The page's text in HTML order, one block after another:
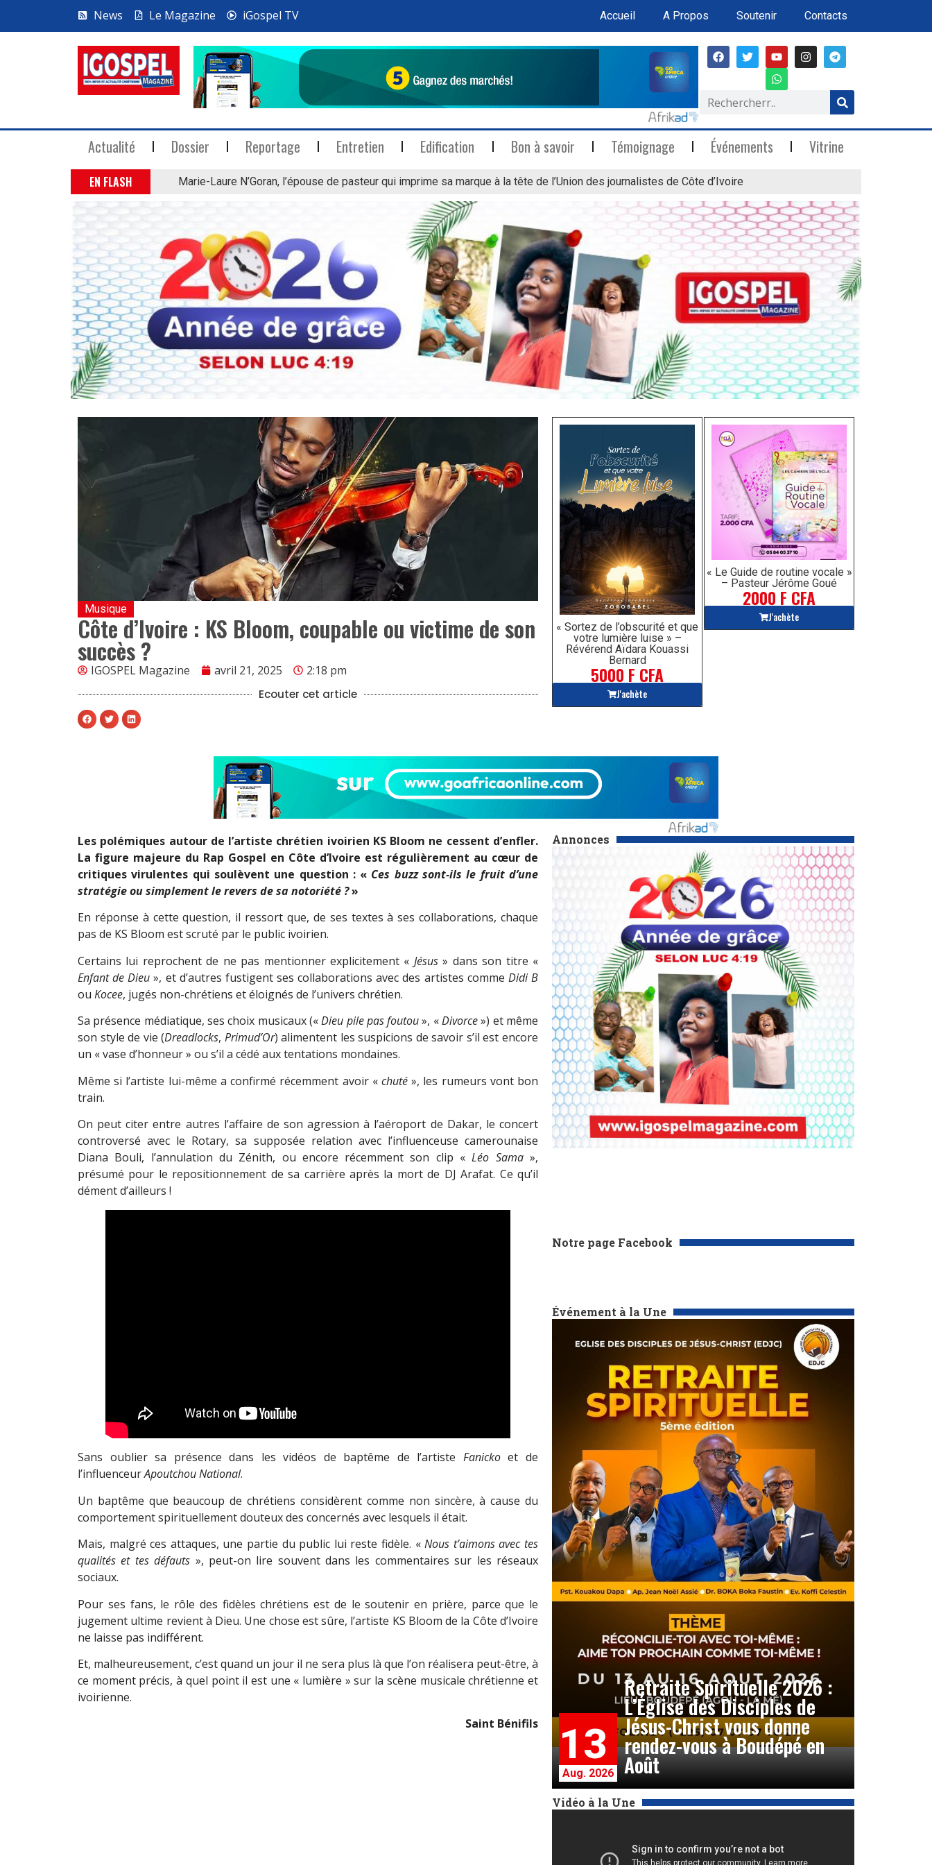
News Le Magazine iGospel TV Accueil A Propos Soutenir Contacts
Actualité Dossier Reportage Entretien Edification Bon à savoir Témoignage Événements Vitrine
EN FLASH Marie-Laure N’Goran, l’épouse de pasteur qui imprime sa marque à la tête de l’Union des journalistes de Côte d’Ivoire
« Sortez de l’obscurité et que
votre lumière luise » –
Révérend Aïdara Kouassi
Bernard
5000 F CFA
J'achète
« Le Guide de routine vocale »
– Pasteur Jérôme Goué
2000 F CFA
J'achète
Musique
Côte d’Ivoire : KS Bloom, coupable ou victime de son
succès ?
IGOSPEL Magazine avril 21, 2025 2:18 pm
Ecouter cet article
Annonces
Notre page Facebook
Événement à la Une
13
Aug. 2026
Retraite Spirituelle 2026 :
L’Église des Disciples de
Jésus-Christ vous donne
rendez-vous à Boudépé en
Août
Vidéo à la Une
Les polémiques autour de l’artiste chrétien ivoirien KS Bloom ne cessent d’enfler.
La figure majeure du Rap Gospel en Côte d’Ivoire est régulièrement au cœur de
critiques virulentes qui soulèvent une question : « Ces buzz sont-ils le fruit d’une
stratégie ou simplement le revers de sa notoriété ?»
En réponse à cette question, il ressort que, de ses textes à ses collaborations, chaque
pas de KS Bloom est scruté par le public ivoirien.
Certains lui reprochent de ne pas mentionner explicitement « Jésus» dans son titre «
Enfant de Dieu», et d’autres fustigent ses collaborations avec des artistes comme Didi B
ou Kocee, jugés non-chrétiens et éloignés de l’univers chrétien.
Sa présence médiatique, ses choix musicaux («Dieu pile pas foutou», «Divorce») et même
son style de vie (Dreadlocks, Primud’Or) alimentent les suspicions de savoir s’il est encore
un « vase d’honneur » ou s’il a cédé aux tentations mondaines.
Même si l’artiste lui-même a confirmé récemment avoir « chuté», les rumeurs vont bon
train.
On peut citer entre autres l’affaire de son agression à l’aéroport de Dakar, le concert
controversé avec le Rotary, sa supposée relation avec l’influenceuse camerounaise
Diana Bouli, l’annulation du Zénith, ou encore récemment son clip «Léo Sama»,
présumé pour le repositionnement de sa carrière après la mort de DJ Arafat. Ce qu’il
dément d’ailleurs !
Sans oublier sa présence dans les vidéos de baptême de l’artiste Fanickoet de
l’influenceurApoutchou National.
Un baptême que beaucoup de chrétiens considèrent comme non sincère, à cause du
comportement spirituellement douteux des concernés avec lesquels il était.
Mais, malgré ces attaques, une partie du public lui reste fidèle. «Nous t’aimons avec tes
qualités et tes défauts », peut-on lire souvent dans les commentaires sur les réseaux
sociaux.
Pour ses fans, le rôle des fidèles chrétiens est de le soutenir en prière, parce que le
jugement ultime revient à Dieu. Une chose est sûre, l’artiste KS Bloom de la Côte d’Ivoire
ne laisse pas indifférent.
Et, malheureusement, c’est quand un jour il ne sera plus là que l’on réalisera peut-être, à
ce moment précis, à quel point il est une « lumière » sur la scène musicale chrétienne et
ivoirienne.
Saint Bénifils